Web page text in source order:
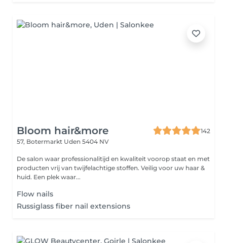
Bloom hair&more
142
57, Botermarkt Uden 5404 NV
De salon waar professionalitijd en kwaliteit voorop staat en met
producten vrij van twijfelachtige stoffen. Veilig voor uw haar &
huid. Een plek waar...
Flow nails
Russiglass fiber nail extensions